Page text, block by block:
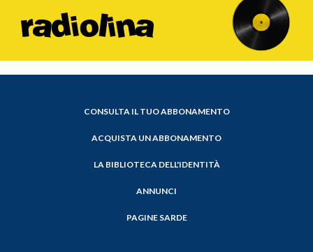
CONSULTA IL TUO ABBONAMENTO
ACQUISTA UN ABBONAMENTO
LA BIBLIOTECA DELL'IDENTITÀ
ANNUNCI
PAGINE SARDE